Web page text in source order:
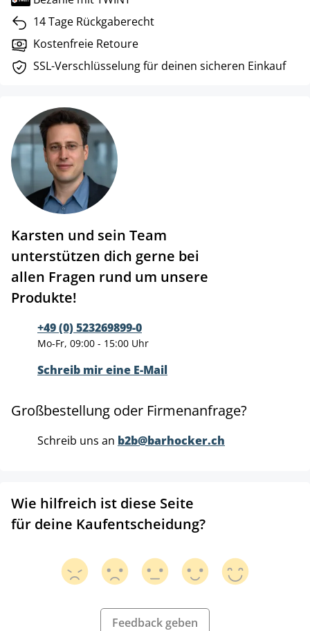
14 Tage Rückgaberecht
Kostenfreie Retoure
SSL-Verschlüsselung für deinen sicheren Einkauf
Karsten und sein Team
unterstützen dich gerne bei
allen Fragen rund um unsere
Produkte!
+49 (0) 523269899-0
Mo-Fr, 09:00 - 15:00 Uhr
Schreib mir eine E-Mail
Großbestellung oder Firmenanfrage?
Schreib uns an b2b@barhocker.ch
Wie hilfreich ist diese Seite
für deine Kaufentscheidung?
Feedback geben